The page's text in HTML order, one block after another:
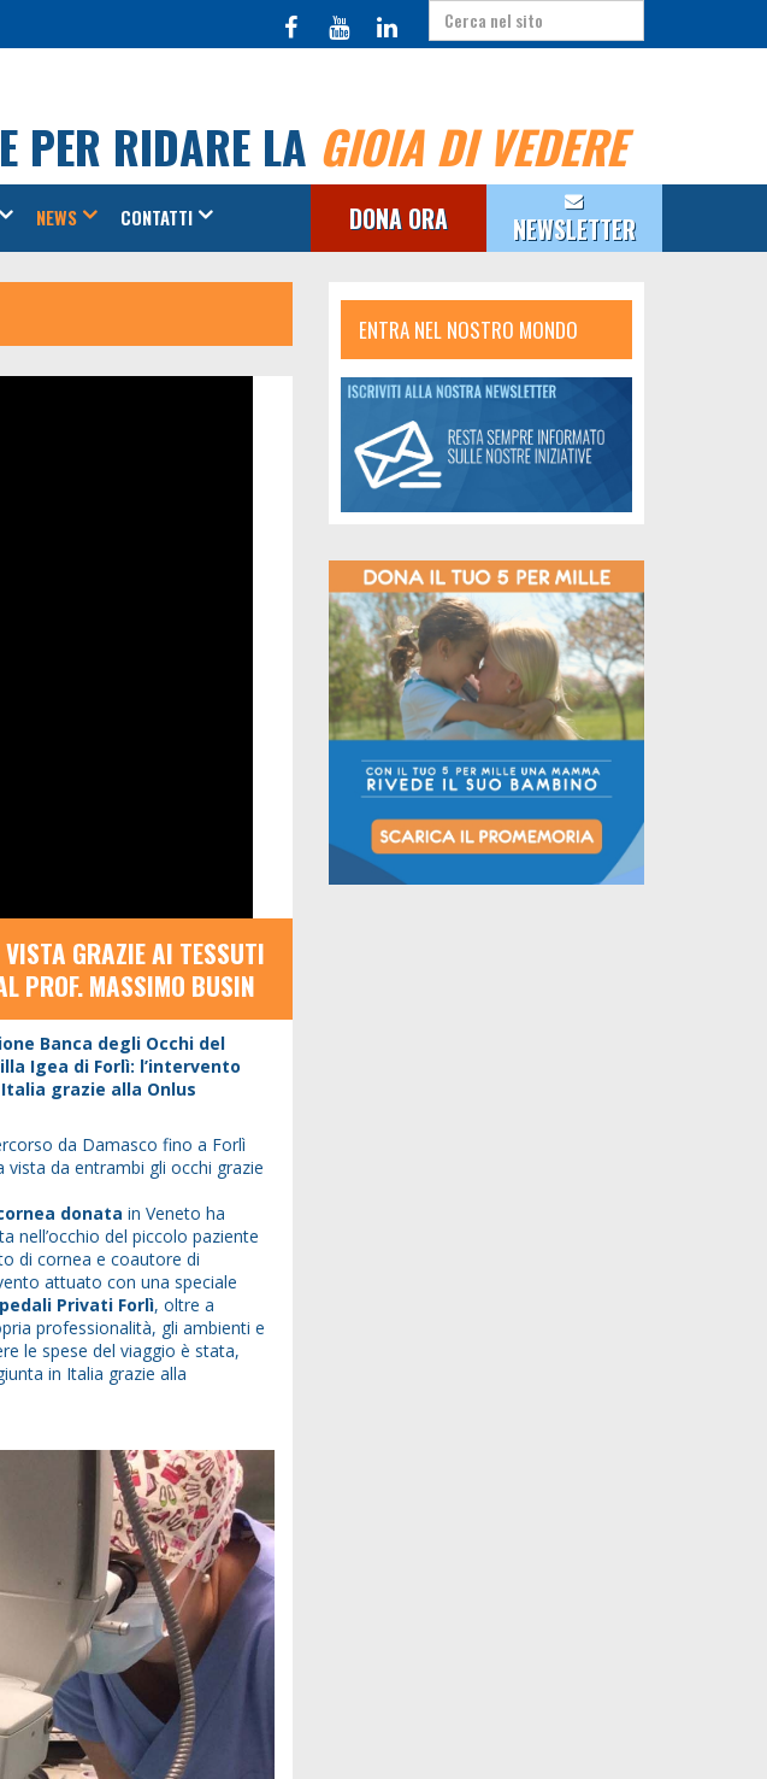
PER RIDARE LA GIOIA DI VEDERE
NEWS CONTATTI DONA ORA NEWSLETTER
GRAZIE AI TESSUTI
PROF. MASSIMO BUSIN
Banca degli Occhi del
Igea di Forlì: l’intervento
grazie alla Onlus
da Damasco fino a Forlì
da entrambi gli occhi grazie
donata in Veneto ha
nell’occhio del piccolo paziente
di cornea e coautore di
attuato con una speciale
Privati Forlì, oltre a
professionalità, gli ambienti e
le spese del viaggio è stata,
in Italia grazie alla
ENTRA NEL NOSTRO MONDO